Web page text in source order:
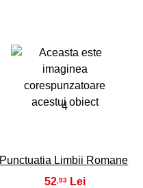
4
Punctuatia Limbii Romane
52 ,93